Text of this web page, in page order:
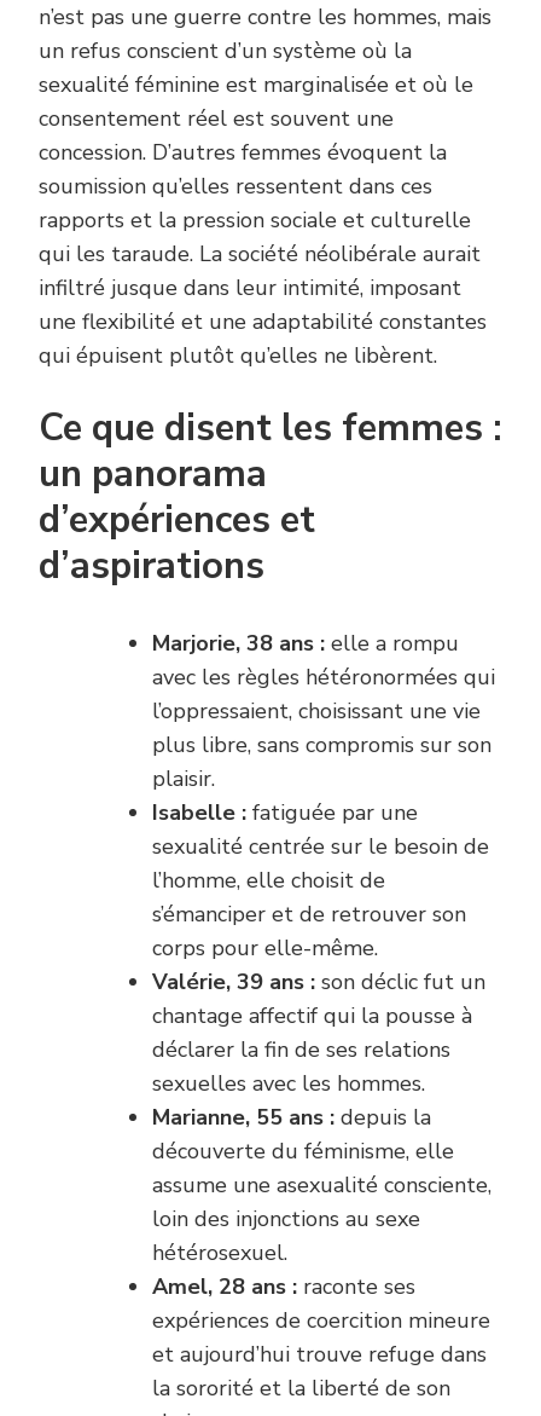
n’est pas une guerre contre les hommes, mais
un refus conscient d’un système où la
sexualité féminine est marginalisée et où le
consentement réel est souvent une
concession. D’autres femmes évoquent la
soumission qu’elles ressentent dans ces
rapports et la pression sociale et culturelle
qui les taraude. La société néolibérale aurait
infiltré jusque dans leur intimité, imposant
une flexibilité et une adaptabilité constantes
qui épuisent plutôt qu’elles ne libèrent.
Ce que disent les femmes :
un panorama
d’expériences et
d’aspirations
Marjorie, 38 ans : elle a rompu
avec les règles hétéronormées qui
l’oppressaient, choisissant une vie
plus libre, sans compromis sur son
plaisir.
Isabelle : fatiguée par une
sexualité centrée sur le besoin de
l’homme, elle choisit de
s’émanciper et de retrouver son
corps pour elle-même.
Valérie, 39 ans : son déclic fut un
chantage affectif qui la pousse à
déclarer la fin de ses relations
sexuelles avec les hommes.
Marianne, 55 ans : depuis la
découverte du féminisme, elle
assume une asexualité consciente,
loin des injonctions au sexe
hétérosexuel.
Amel, 28 ans : raconte ses
expériences de coercition mineure
et aujourd’hui trouve refuge dans
la sororité et la liberté de son